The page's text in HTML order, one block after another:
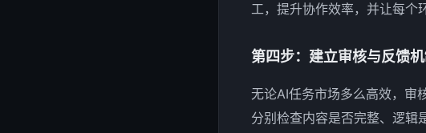
工，提升协作效率，并让每个
第四步：建立审核与反馈机
无论AI任务市场多么高效，审
分别检查内容是否完整、逻辑